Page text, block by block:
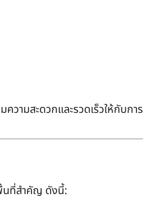
วามสะดวกและรวดเร็วให้กับการ
นที่สำคัญ ดังนี้: